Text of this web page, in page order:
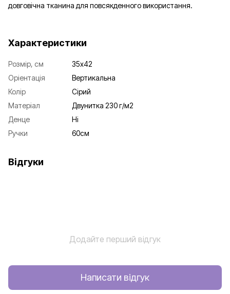
довговічна тканина для повсякденного використання.
Характеристики
Розмір, см
35х42
Оріентація
Вертикальна
Колір
Сірий
Матеріал
Двунитка 230 г/м2
Денце
Ні
Ручки
60см
Відгуки
Додайте перший відгук
Написати відгук